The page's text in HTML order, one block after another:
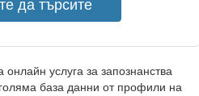
услуга за запознанства
база данни от профили на